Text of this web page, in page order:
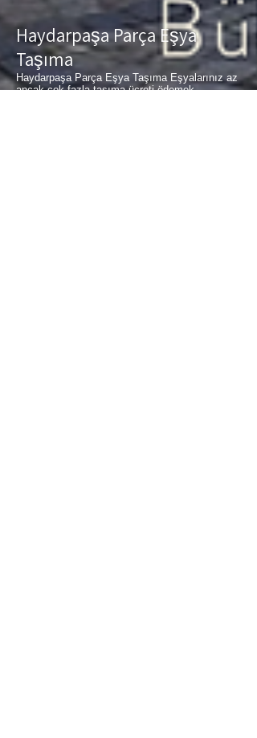
Haydarpaşa Parça Eşya
Taşıma
Haydarpaşa Parça Eşya Taşıma Eşyalarınız az
ancak çok fazla taşıma ücreti ödemek